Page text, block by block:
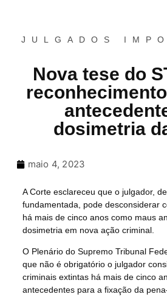
JULGADOS
Nova tese do
dosimetria
maio 4, 2023
A Corte esclareceu que o julgador,
fundamentada, pode desconsiderar
há mais de cinco anos como maus
dosimetria em nova ação criminal.
O Plenário do Supremo Tribunal
que não é obrigatório o julgador
criminais extintas há mais de cinco
antecedentes para a fixação da